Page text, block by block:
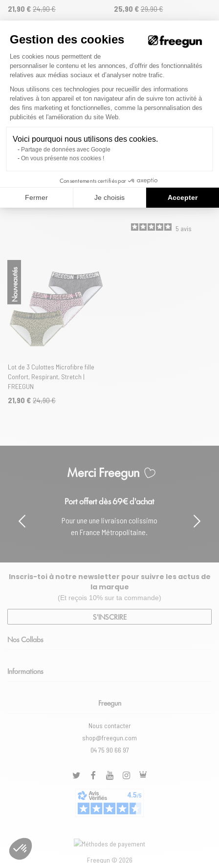
21,90 € 24,90 € 25,90 € 29,90 €
Nouveautés
Imprimé Pop Art | FREEGUN
Nouveautés
Confort, Respirant, Stretch |
5 avis
Nouveautés
Lot de 3 Culottes Microfibre fille
Confort, Respirant, Stretch |
FREEGUN
21,90 € 24,90 €
Merci Freegun
Port offert dès 69€ d'achat
Pour une une livraison colissimo
en France Métropolitaine.
Inscris-toi à notre newsletter pour suivre les actus de
la marque
(Et reçois 10% sur ta commande)
S'INSCRIRE
Nos Collabs
Informations
Freegun
Nous contacter
shop@freegun.com
04 75 90 66 97
Freegun © 2026
Gestion des cookies
Plateforme de Gestion du
Les cookies nous permettent de
personnaliser le contenu et les annonces, d’offrir des fonctionnalités
relatives aux médias sociaux et d’analyser notre trafic.
Nous utilisons ces technologies pour recueillir des informations
relatives à ton appareil et ton navigateur afin de suivre ton activité à
des fins marketing et fonctionnelles, comme la personnalisation des
publicités et l'amélioration du site Web.
Voici pourquoi nous utilisons des cookies.
Partage de données avec Google
On vous présente nos cookies !
Consentements certifiés par
Fermer Je choisis Accepter
Axeptio consent